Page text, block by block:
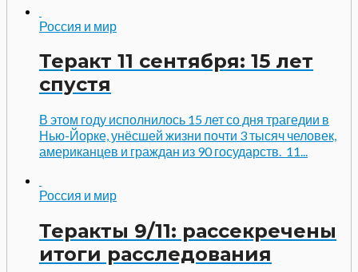
Россия и мир
Теракт 11 сентября: 15 лет
спустя
В этом году исполнилось 15 лет со дня трагедии в
Нью-Йорке, унёсшей жизни почти 3 тысяч человек,
американцев и граждан из 90 государств. 11...
Россия и мир
Теракты 9/11: рассекречены
итоги расследования